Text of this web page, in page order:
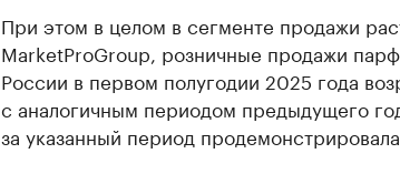
При этом в целом в сегменте продажи
MarketProGroup, розничные продажи
России в первом полугодии 2025 года
с аналогичным периодом предыдущего
за указанный период